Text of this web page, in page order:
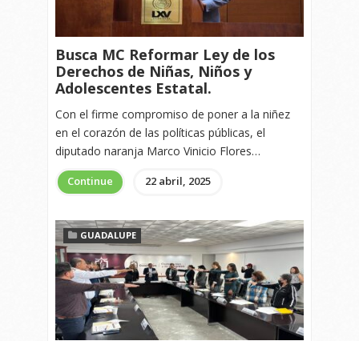
Busca MC Reformar Ley de los
Derechos de Niñas, Niños y
Adolescentes Estatal.
Con el firme compromiso de poner a la niñez
en el corazón de las políticas públicas, el
diputado naranja Marco Vinicio Flores…
Continue 22 abril, 2025
GUADALUPE